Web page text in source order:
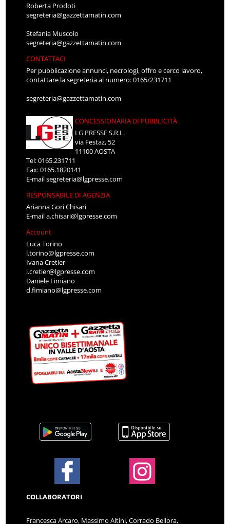
Roberta Prodoti
segreteria@gazzettamatin.com
Stefania Muscolo
segreteria@gazzettamatin.com
CONTATTACI
Per pubblicazione annunci, necrologi, offro e cerco lavoro,
contattare la segreteria al numero: 0165/231711
segreteria@gazzettamatin.com
CONCESSIONARIA DI PUBBLICITÀ
LG PRESSE S.R.L.
via Festaz, 52
11100 AOSTA
Tel: 0165.231711
Fax: 0165.1820141
E-mailsegreteria@lgpresse.com
RESPONSABILE DI AGENZIA
Arianna Gori Chisari
E-maila.chisari@lgpresse.com
Account
Luca Torino
l.torino@lgpresse.com
Ivana Cretier
i.cretier@lgpresse.com
Daniele Fimiano
d.fimiano@lgpresse.com
COLLABORATORI
Francesca Arcaro, Massimo Altini, Corrado Bellora,